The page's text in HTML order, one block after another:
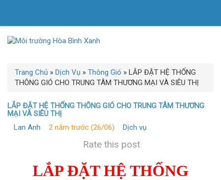
Trang Chủ » Dịch Vụ » Thông Gió » LẮP ĐẶT HỆ THỐNG
THÔNG GIÓ CHO TRUNG TÂM THƯƠNG MẠI VÀ SIÊU THỊ
LẮP ĐẶT HỆ THỐNG THÔNG GIÓ CHO TRUNG TÂM THƯƠNG
MẠI VÀ SIÊU THỊ
Lan Anh
2 năm trước (26/06) Dịch vụ
Rate this post
LẮP ĐẶTHỆ THỐNG